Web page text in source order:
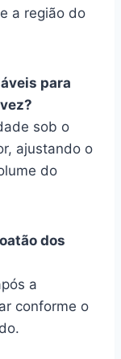
a região do
para
sob o
ajustando o
do
dos
a
conforme o